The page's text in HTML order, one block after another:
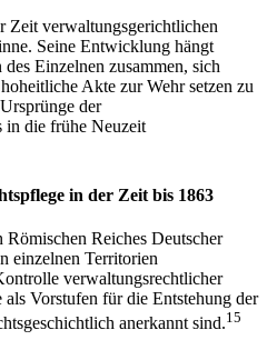
Zeit verwaltungsgerichtlichen
Seine Entwicklung hängt
Einzelnen zusammen, sich
Akte zur Wehr setzen zu
der
in die frühe Neuzeit
in der Zeit bis 1863
Reiches Deutscher
einzelnen Territorien
verwaltungsrechtlicher
Vorstufen für die Entstehung der
anerkannt sind.15